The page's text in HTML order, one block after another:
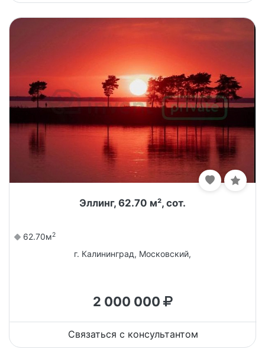
Эллинг, 62.70 м², сот.
62.70м2
г. Калининград, Московский,
2 000 000
Связаться с консультантом